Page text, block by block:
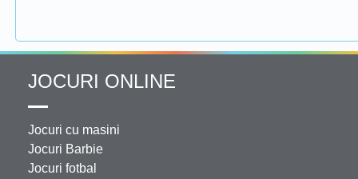
JOCURI ONLINE
Jocuri cu masini
Jocuri Barbie
Jocuri fotbal